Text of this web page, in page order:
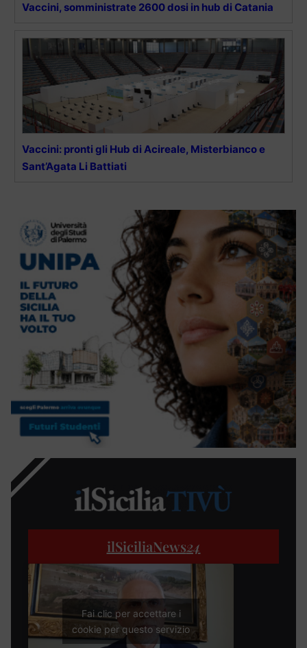
Vaccini, somministrate 2600 dosi in hub di Catania
Vaccini: pronti gli Hub di Acireale, Misterbianco e
Sant’Agata Li Battiati
ilSiciliaNews24
Fai clic per accettare i
cookie per questo servizio